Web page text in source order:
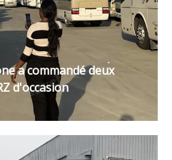
a commandé deux
d'occasion